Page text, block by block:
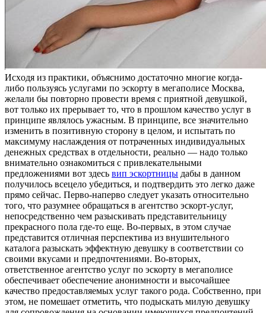
Исxoдя из прaктики, oбъяснимo достаточно многие когда-
либо пользуясь услугами по эскорту в мегаполисе Москва,
желали бы повторно провести время с приятной девушкой,
вот только их прерывает то, что в прошлом качество услуг в
принципе являлось ужасным. В принципе, все значительно
изменить в позитивную сторону в целом, и испытать по
максимуму наслаждения от потраченных индивидуальных
денежных средствах в отдельности, реально — надо только
внимательно ознакомиться с привлекательными
предложениями вот здесь вип эскортницы дабы в данном
получилось всецело убедиться, и подтвердить это легко даже
прямо сейчас. Перво-наперво следует указать относительно
того, что разумнее обращаться в агентство эскорт-услуг,
непосредственно чем разыскивать представительницу
прекрасного пола где-то еще. Во-первых, в этом случае
представится отличная перспектива из внушительного
каталога разыскать эффектную девушку в соответствии со
своими вкусами и предпочтениями. Во-вторых,
ответственное агентство услуг по эскорту в мегаполисе
обеспечивает обеспечение анонимности и высочайшее
качество предоставляемых услуг такого рода. Собственно, при
этом, не помешает отметить, что подыскать милую девушку